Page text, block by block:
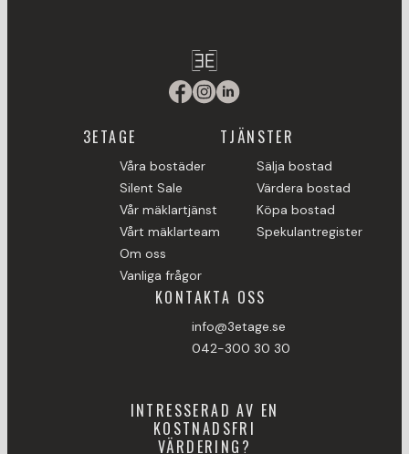
3ETAGE
Våra bostäder
Silent Sale
Vår mäklartjänst
Vårt mäklarteam
Om oss
Vanliga frågor
TJÄNSTER
Sälja bostad
Värdera bostad
Köpa bostad
Spekulantregister
KONTAKTA OSS
info@3etage.se
042-300 30 30
INTRESSERAD AV EN
KOSTNADSFRI
VÄRDERING?